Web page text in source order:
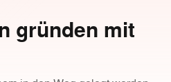
gründen mit